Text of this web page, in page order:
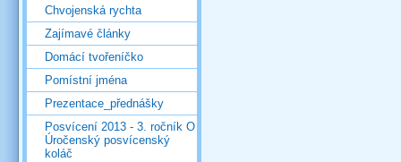
Chvojenská rychta
Zajímavé články
Domácí tvořeníčko
Pomístní jména
Prezentace_přednášky
Posvícení 2013 - 3. ročník O
Úročenský posvícenský
koláč